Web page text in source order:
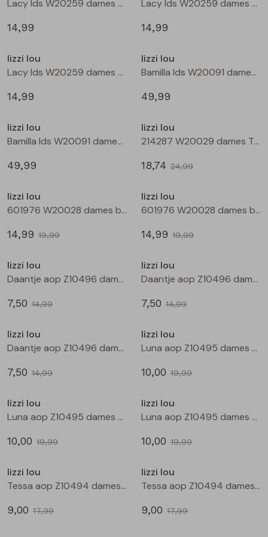
Blouses lange mouw
Sweatshirts
Pullover
Vesten
Gilet spencers
Jackjes
Blazers
Buitenjack
Bermuda's
Piraat broeken
Lange broeken
Rokken
Bermuda's
Lange broek
Jackjes
Jassen
Bermudas
Lange broeken
Leggings
Rokken
Lange broeken
Lange broeken
Leggings
Rokken
Sweatshirts
T-shirts lange mouw
Tops
Vesten
Lacy lds W20259 dames T-shirt lm Bruin donker
14,99
Lacy lds W20259 dames T-shirt lm Wijnrood
14,99
lizzi lou
Lacy lds W20259 dames T-shirt lm Zwart
14,99
lizzi lou
Bamilla lds W20091 dames denim jack Kit
49,99
lizzi lou
Bamilla lds W20091 dames denim jack Bruin
49,99
lizzi lou
214287 W20029 dames T-shirt km Wijnrood
18,74 24,99
lizzi lou
601976 W20028 dames bermuda Wijnrood
14,99 19,99
lizzi lou
601976 W20028 dames bermuda Marine
14,99 19,99
lizzi lou
Daantje aop Z10496 dames T-shirt km Zwart
7,50 14,99
lizzi lou
Daantje aop Z10496 dames T-shirt km Kit
7,50 14,99
lizzi lou
Daantje aop Z10496 dames T-shirt km Marine
7,50 14,99
lizzi lou
Luna aop Z10495 dames bloese km Zwart
10,00 19,99
lizzi lou
Luna aop Z10495 dames bloese km Kit
10,00 19,99
lizzi lou
Luna aop Z10495 dames bloese km Marine
10,00 19,99
lizzi lou
Tessa aop Z10494 dames bermuda Zwart
9,00 17,99
lizzi lou
Tessa aop Z10494 dames bermuda Marine
9,00 17,99